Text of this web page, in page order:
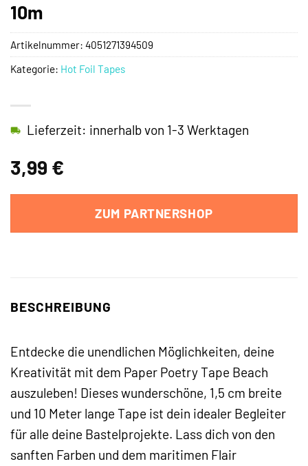
10m
3,99 €
Lieferzeit: innerhalb von 1-3 Werktagen
ZUM PARTNERSHOP
Artikelnummer: 4051271394509
Kategorie: Hot Foil Tapes
BESCHREIBUNG
Entdecke die unendlichen Möglichkeiten, deine
Kreativität mit dem Paper Poetry Tape Beach
auszuleben! Dieses wunderschöne, 1,5 cm breite
und 10 Meter lange Tape ist dein idealer Begleiter
für alle deine Bastelprojekte. Lass dich von den
sanften Farben und dem maritimen Flair